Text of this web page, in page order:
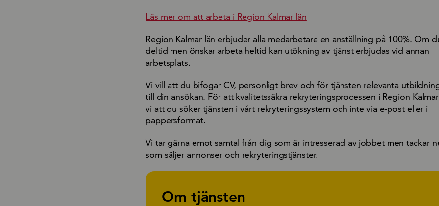
Läs mer om att arbeta i Region Kalmar län
Region Kalmar län erbjuder alla medarbetare en anställning på 100%. Om
deltid men önskar arbeta heltid kan utökning av tjänst erbjudas vid annan
arbetsplats.
Vi vill att du bifogar CV, personligt brev och för tjänsten relevanta
till din ansökan. För att kvalitetssäkra rekryteringsprocessen i Region
vi att du söker tjänsten i vårt rekryteringssystem och inte via e-post eller i
pappersformat.
Vi tar gärna emot samtal från dig som är intresserad av jobbet men tackar
som säljer annonser och rekryteringstjänster.
Om tjänsten